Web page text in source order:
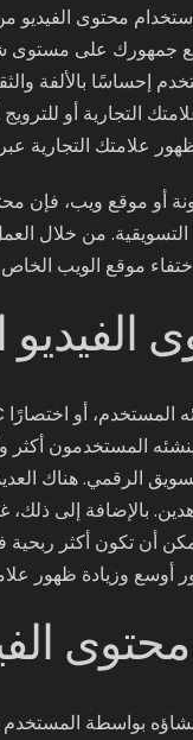
محتوى الفيديو
جمهورك على مستوى
إحساسًا بالألفة
التجارية أو
علامتك التجارية عبر
أو موقع ويب، فإن
من خلال
موقع الويب
المستخدمون أكثر
بالإضافة إلى
يمكن أن تكون أكثر
وزيادة ظهور
بواسطة